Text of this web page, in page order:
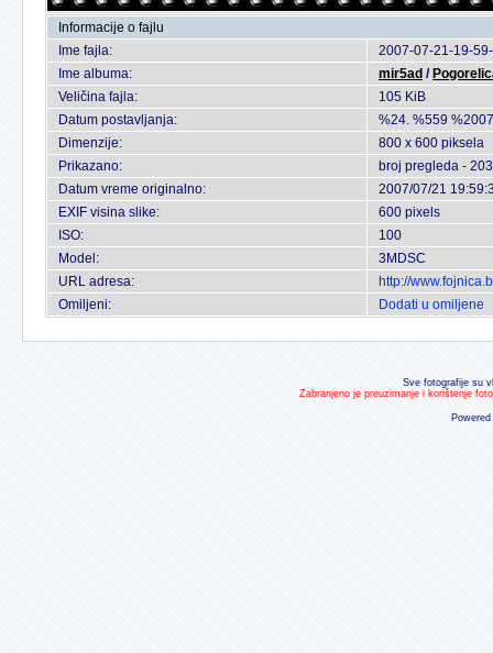
Informacije o fajlu
Ime fajla:
2007-07-21-19-
Ime albuma:
mir5ad /
Veličina fajla:
105 KiB
Datum postavljanja:
%24. %559
Dimenzije:
800 x 600 piksela
Prikazano:
broj pregleda - 203
Datum vreme originalno:
2007/07/21
EXIF visina slike:
600 pixels
ISO:
100
Model:
3MDSC
URL adresa:
http://
Omiljeni:
Dodati u omiljene
Sve fotografije su
Zabranjeno je preuzimanje i korištenje